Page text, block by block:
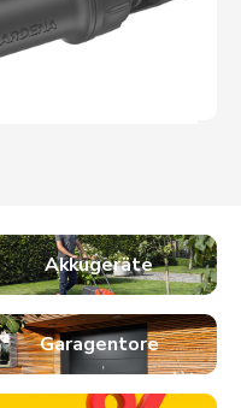
Akkugeräte
Garagentore